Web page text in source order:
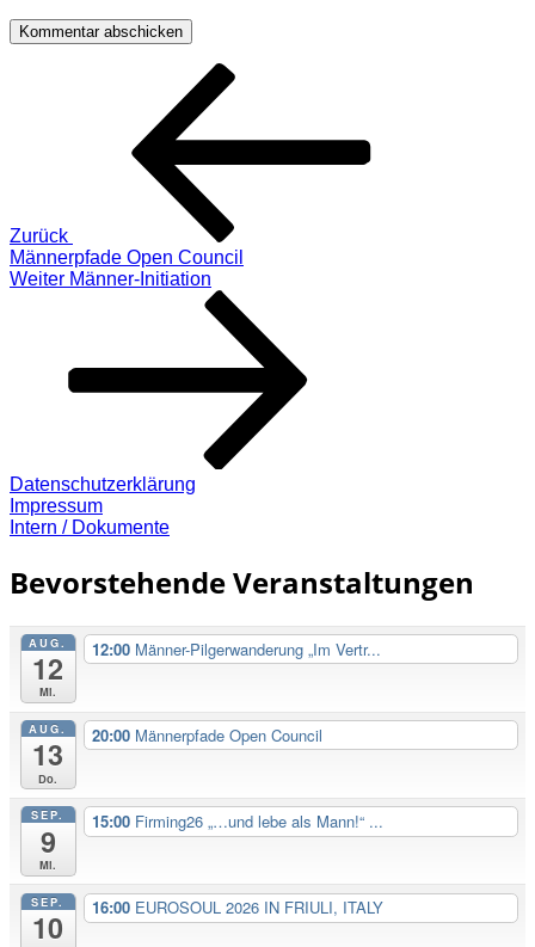
Beitragsnavigation
Zurück
Männerpfade Open Council
Nächster
Weiter Männer-Initiation
Datenschutzerklärung
Impressum
Intern / Dokumente
Bevorstehende Veranstaltungen
AUG.
12
Mi.
12:00 Männer-Pilgerwanderung „Im Vertr...
AUG.
13
Do.
20:00 Männerpfade Open Council
SEP.
9
Mi.
15:00 Firming26 „…und lebe als Mann!“ ...
SEP.
10
16:00 EUROSOUL 2026 IN FRIULI, ITALY